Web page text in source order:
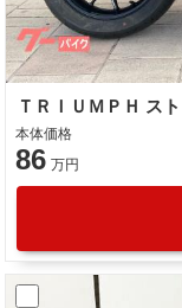
本体価格
86 万円